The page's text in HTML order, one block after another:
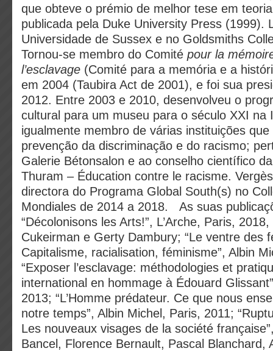
que obteve o prémio de melhor tese em
publicada pela Duke University Press (1999).
Universidade de Sussex e no Goldsmiths
Tornou-se membro do Comité pour la
l’esclavage (Comité para a memória e a
em 2004 (Taubira Act de 2001), e foi sua
2012. Entre 2003 e 2010, desenvolveu o
cultural para um museu para o século XXI na
igualmente membro de várias instituições
prevenção da discriminação e do racismo;
Galerie Bétonsalon e ao conselho científico
Thuram – Éducation contre le racisme.
directora do Programa Global South(s) no
Mondiales de 2014 a 2018. As suas
“Décolonisons les Arts!”, L’Arche, Paris,
Cukeirman e Gerty Dambury; “Le ventre des
Capitalisme, racialisation, féminisme”, Albin
“Exposer l’esclavage: méthodologies et
international en hommage à Édouard
2013; “L’Homme prédateur. Ce que nous
notre temps”, Albin Michel, Paris, 2011;
Les nouveaux visages de la société
Bancel, Florence Bernault, Pascal Blanchard,